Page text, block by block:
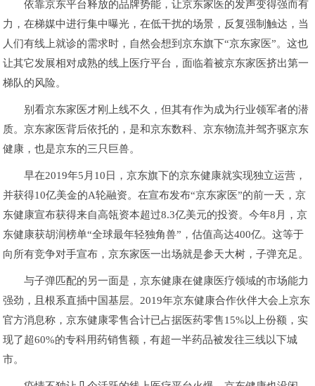
依靠京东平台释放的品牌势能，让京东家医的发声变得强而有
力，在梯媒中进行集中曝光，在低干扰的场景，反复强制触达，当
人们有线上就诊的需求时，自然会想到京东旗下“京东家医”。这也
让其它发展相对成熟的线上医疗平台，面临着被京东家医挤出第一
梯队的风险。
别看京东家医才刚上线不久，但其有作为成为行业领军者的潜
质。京东家医背后依托的，是和京东数科、京东物流并驾齐驱京东
健康，也是京东的三只巨兽。
早在2019年5月10日，京东旗下的京东健康就实现独立运营，
并获得10亿美金的A轮融资。在宣布发布“京东家医”的前一天，京
东健康宣布获得来自高瓴资本超过8.3亿美元的投资。今年8月，京
东健康获胡润榜单“全球最年轻独角兽”，估值高达400亿。这等于
向所有竞争对手宣布，京东家医一出场就是参天大树，子弹充足。
与子弹匹配的另一面是，京东健康在健康医疗领域的市场能力
强劲，且根系直插中国基层。2019年京东健康合作伙伴大会上京东
官方消息称，京东健康零售合计已占据医药零售15%以上份额，实
现了超60%的专科用药销售额，有超一半药品被发往三线以下城
市。